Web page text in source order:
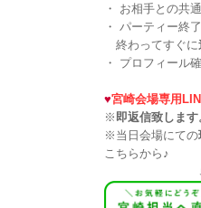
・ お相手との共
・ パーティー終
終わってすぐに
・ プロフィール
♥宮崎会場専用
※ 即返信致しま
※当日会場にての
こちらから♪